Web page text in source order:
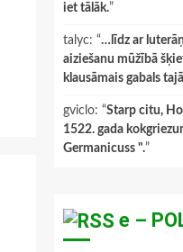
iet tālāk.”
talyc: “…līdz ar
aiziešanu mūžībā
klausāmais gabals
gviclo: “Starp citu,
1522. gada
Germanicuss ".”
e –